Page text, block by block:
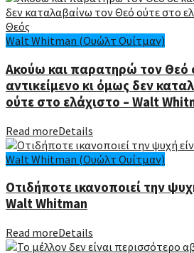
Walt Whitman (Ουώλτ Ουίτμαν)
Ακούω και παρατηρώ τον Θεό
αντικείμενο κι όμως δεν
ούτε στο ελάχιστο – Walt
Read moreDetails
Walt Whitman (Ουώλτ Ουίτμαν)
Οτιδήποτε ικανοποιεί την
Walt Whitman
Read moreDetails